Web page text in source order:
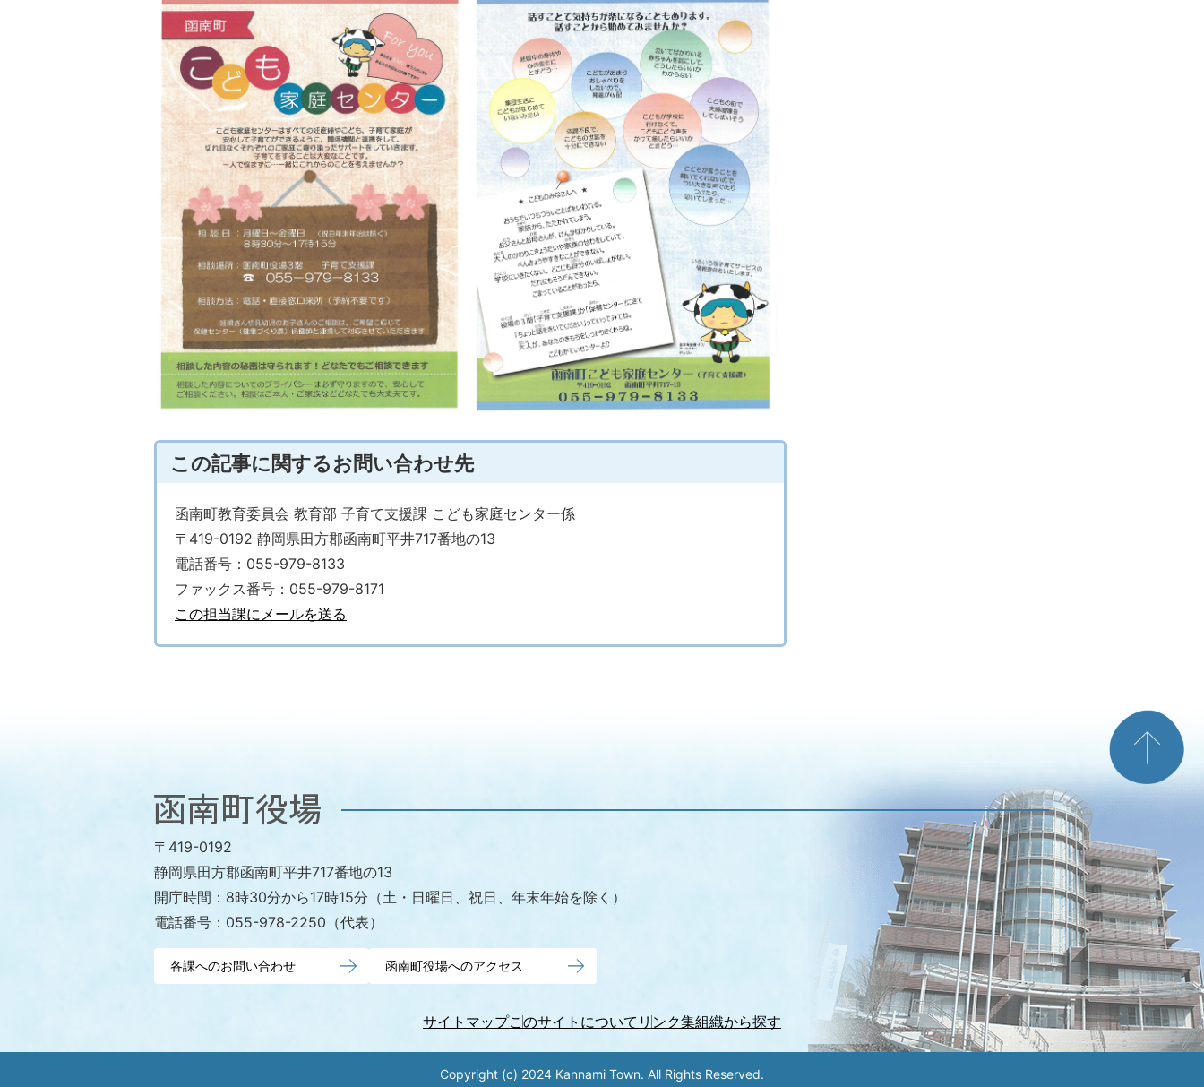
この記事に関するお問い合わせ先
函南町教育委員会 教育部 子育て支援課 こども家庭センター係
〒419-0192 静岡県田方郡函南町平井717番地の13
電話番号：055-979-8133
ファックス番号：055-979-8171
この担当課にメールを送る
函
町
役
場
〒419-0192
静岡県田方郡函南町平井717番地の13
開庁時間： 8時30分から17時15分（土・日曜日、祝日、年末年始を除く）
電話番号： 055-978-2250（代表）
各課へのお問い合わせ 函南町役場へのアクセス
サイトマップこのサイトについて リンク集組織から探す
Copyright (c) 2024 Kannami Town. All Rights Reserved.